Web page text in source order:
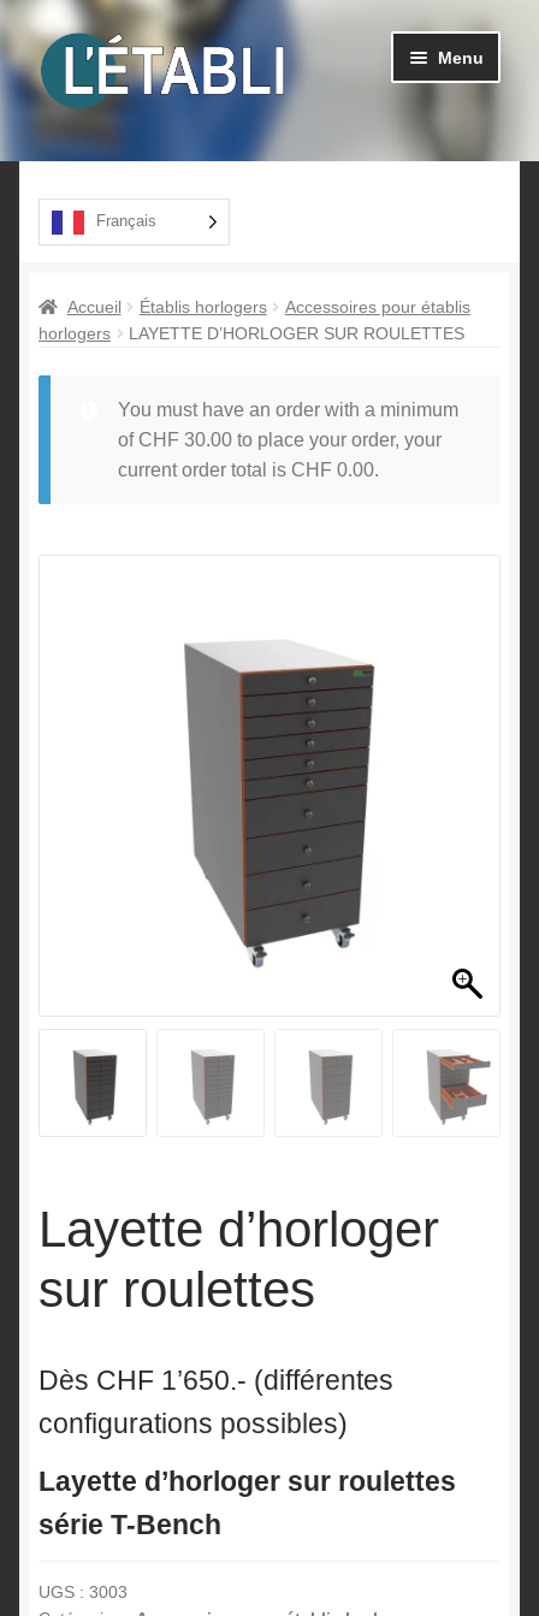
Aller
à
Aller
au
contenu
Menu
Produits
le
A propos
Français
Accueil Établis horlogers
Accessoires pour établis
horlogers
LAYETTE D’HORLOGER SUR ROULETTES
You must have an order with a minimum
of CHF 30.00to place your order, your
current order total is CHF 0.00.
Layette d’horloger
sur roulettes
Dès CHF 1’650.- (différentes
configurations possibles)
Layette d’horloger sur roulettes
série T-Bench
UGS : 3003